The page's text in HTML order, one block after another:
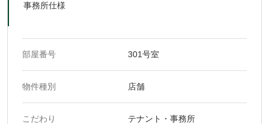
事務所仕様
部屋番号 301号室
物件種別 店舗
こだわり テナント・事務所